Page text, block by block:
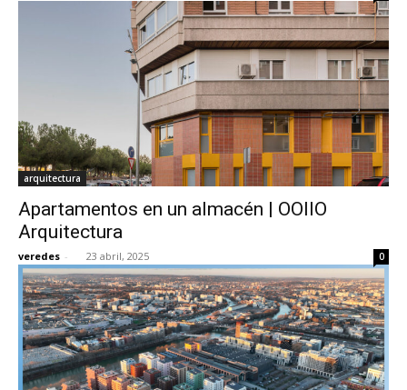
arquitectura
Apartamentos en un almacén | OOIIO
Arquitectura
veredes - 23 abril, 2025 0